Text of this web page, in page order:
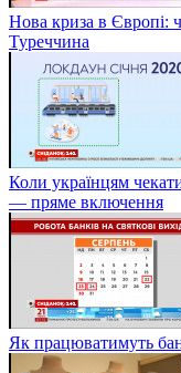
Нова криза в Європі:
Туреччина
Коли українцям
— пряме включення
Як працюватимуть